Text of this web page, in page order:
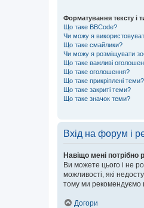
Форматування тексту і
Що таке BBCode?
Чи можу я
Що таке смайлики?
Чи можу я розміщувати
Що таке важливі
Що таке оголошення?
Що таке прикріплені теми?
Що таке закриті теми?
Що таке значок теми?
Вхід на форум і
Навіщо мені потрібно
Ви можете цього і не
можливості, які
тому ми рекомендуємо
Догори